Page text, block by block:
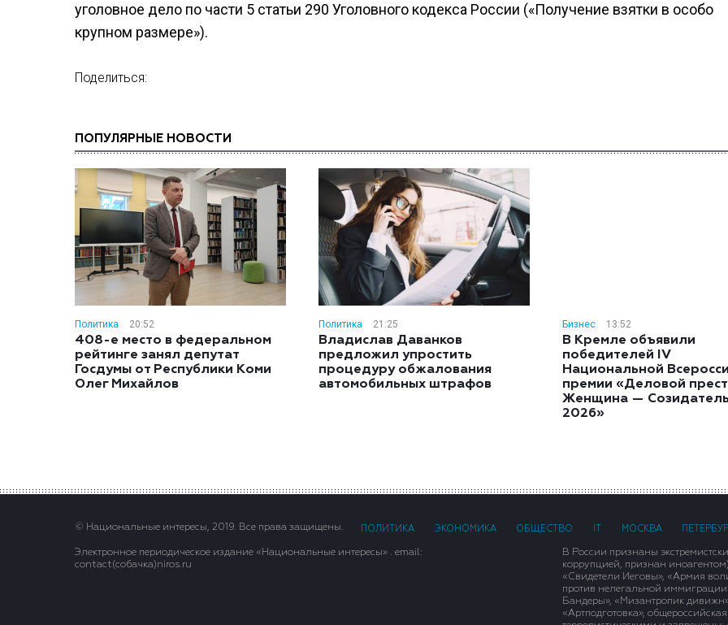
уголовное дело по части 5 статьи 290 Уголовного кодекса России («Получение взятки в особо
крупном размере»).
Поделиться:
ПОПУЛЯРНЫЕ НОВОСТИ
Политика 20:52
408-е место в федеральном
рейтинге занял депутат
Госдумы от Республики Коми
Олег Михайлов
Политика 21:25
Владислав Даванков
предложил упростить
процедуру обжалования
автомобильных штрафов
Бизнес 13:52
В Кремле объявили
победителей IV
Национальной
премии «Деловой
Женщина —
2026»
© Национальные интересы, 2019. Все права защищены. ПОЛИТИКА ЭКОНОМИКА ОБЩЕСТВО МОСКВА
Электронное периодическое издание «Национальные интересы» . email:
contact(сoбaчка)niros.ru
В России признаны
коррупцией, признан
«Свидетели Иеговы», «Армия
против нелегальной
Бандеры», «Мизантропик
«Артподготовка»,